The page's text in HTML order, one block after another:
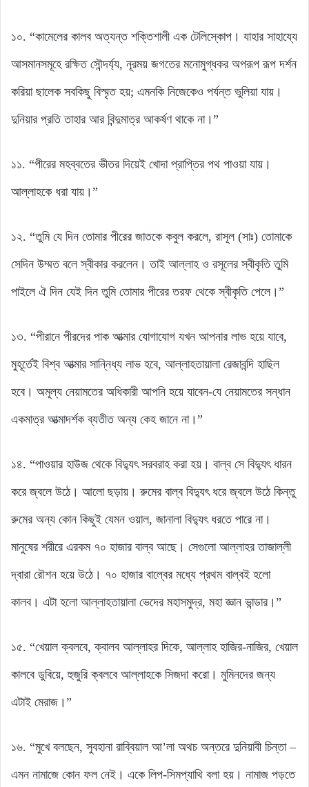
১০. “কামেলের কালব অত্যন্ত শক্তিশালী এক টেলিস্কোপ। যাহার সাহায্যে
আসমানসমূহে রক্ষিত সৌন্দর্য্য, নূরময় জগতের মনোমুগ্ধকর অপরূপ রূপ দর্শন
করিয়া ছালেক সবকিছু বিস্মৃত হয়; এমনকি নিজেকেও পর্যন্ত ভুলিয়া যায়।
দুনিয়ার প্রতি তাহার আর বিন্দুমাত্র আকর্ষণ থাকে না।”
১১. “পীরের মহব্বতের ভীতর দিয়েই খোদা প্রাপ্তির পথ পাওয়া যায়।
আল্লাহকে ধরা যায়।”
১২. “তুমি যে দিন তোমার পীরের জাতকে কবুল করলে, রাসূল (সাঃ) তোমাকে
সেদিন উম্মত বলে স্বীকার করলেন। তাই আল্লাহ ও রসূলের স্বীকৃতি তুমি
পাইলে ঐ দিন যেই দিন তুমি তোমার পীরের তরফ থেকে স্বীকৃতি পেলে।”
১৩. “পীরানে পীরদের পাক আত্মার যোগাযোগ যখন আপনার লাভ হয়ে যাবে,
মুহূর্তেই বিশ্ব আত্মার সান্নিধ্য লাভ হবে, আল্লাহতায়ালা রেজাবন্দি হাছিল
হবে। অমূল্য নেয়ামতের অধিকারী আপনি হয়ে যাবেন-যে নেয়ামতের সন্ধান
একমাত্র আত্মাদর্শক ব্যতীত অন্য কেহ জানে না।”
১৪. “পাওয়ার হাউজ থেকে বিদ্যুৎ সরবরাহ করা হয়। বাল্ব সে বিদ্যুৎ ধারন
করে জ্বলে উঠে। আলো ছড়ায়। রুমের বাল্ব বিদ্যুৎ ধরে জ্বলে উঠে কিন্তু
রুমের অন্য কোন কিছুই যেমন ওয়াল, জানালা বিদ্যুৎ ধরতে পারে না।
মানুষের শরীরে এরকম ৭০ হাজার বাল্ব আছে। সেগুলো আল্লাহর তাজাল্লী
দ্বারা রৌশন হয়ে উঠে। ৭০ হাজার বাল্বের মধ্যে প্রথম বাল্বই হলো
কালব। এটা হলো আল্লাহতায়ালা ভেদের মহাসমুদ্র, মহা জ্ঞান ভান্ডার।”
১৫. “খেয়াল ক্বলবে, ক্বালব আল্লাহর দিকে, আল্লাহ হাজির-নাজির, খেয়াল
কালবে ডুবিয়ে, হুজুরি ক্বলবে আল্লাহকে সিজদা করো। মুমিনদের জন্য
এটাই মেরাজ।”
১৬. “মুখে বলছেন, সুবহানা রাব্বিয়াল আ’লা অথচ অন্তরে দুনিয়াবী চিন্তা –
এমন নামাজে কোন ফল নেই। একে লিপ-সিমপ্যাথি বলা হয়। নামাজ পড়তে